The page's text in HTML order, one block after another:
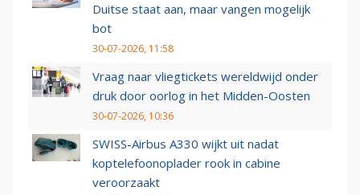
Duitse staat aan, maar vangen mogelijk
bot
30-07-2026, 11:58
Vraag naar vliegtickets wereldwijd onder
druk door oorlog in het Midden-Oosten
30-07-2026, 10:36
SWISS-Airbus A330 wijkt uit nadat
koptelefoonoplader rook in cabine
veroorzaakt